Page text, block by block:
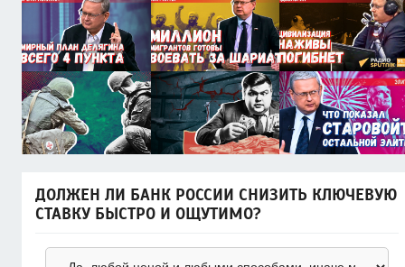
ДОЛЖЕН ЛИ БАНК РОССИИ СНИЗИТЬ КЛЮЧЕВУЮ
СТАВКУ БЫСТРО И ОЩУТИМО?